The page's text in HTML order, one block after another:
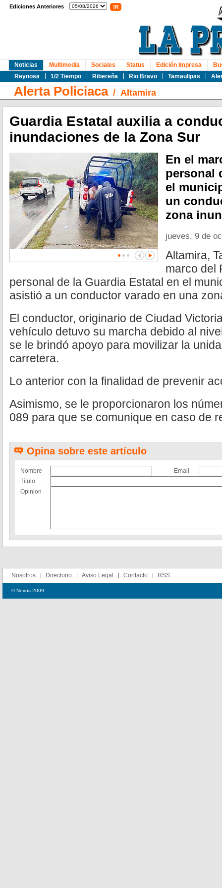
Ediciones Anteriores
Noticias
Reynosa
1/2 Tiempo Ribereña Rio Bravo Tamaulipas
Multimedia Sociales Status Edición Impresa
Alerta Policiaca/ Altamira
Guardia Estatal auxilia a
inundaciones de la Zona Sur
En el
personal
el
un
zona
jueves, 9 de
Altamira,
marco del
personal de la Guardia Estatal en el
asistió a un conductor varado en una
El conductor, originario de Ciudad
vehículo detuvo su marcha debido al
se le brindó apoyo para movilizar la
carretera.
Lo anterior con la finalidad de prevenir
Asimismo, se le proporcionaron los
089 para que se comunique en caso de
Opina sobre este artículo
Nombre
Email
Título
Opinion
Nosotros Directorio Aviso Legal Contacto RSS
© Novus 2009